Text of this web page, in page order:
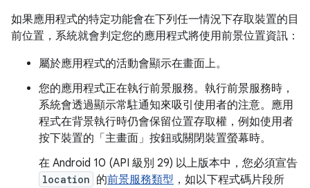
如果應用程式的特定功能會在下列任一情況下存取裝置的目
前位置，系統就會判定您的應用程式將使用前景位置資訊：
屬於應用程式的活動會顯示在畫面上。
您的應用程式正在執行前景服務。執行前景服務時，
系統會透過顯示常駐通知來吸引使用者的注意。應用
程式在背景執行時仍會保留位置存取權，例如使用者
按下裝置的「主畫面」 按鈕或關閉裝置螢幕時。
在 Android 10 (API 級別 29) 以上版本中，您必須宣告
location 的前景服務類型 ，如以下程式碼片段所